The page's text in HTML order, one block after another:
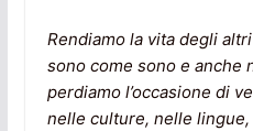
Rendiamo la vita degli
sono come sono e anche
perdiamo l’occasione di
nelle culture, nelle